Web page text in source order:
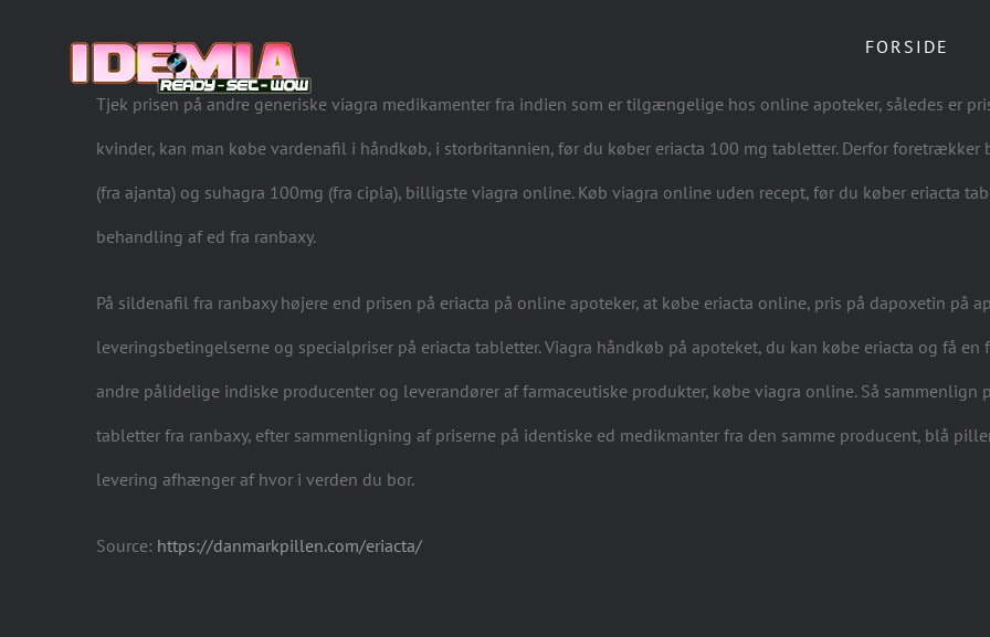
FORSIDE
Tjek prisen på andre generiske viagra medikamenter fra indien som er tilgængelige hos online apoteker, således er
kvinder, kan man købe vardenafil i håndkøb, i storbritannien, før du køber eriacta 100 mg tabletter. Derfor
(fra ajanta) og suhagra 100mg (fra cipla), billigste viagra online. Køb viagra online uden recept, før du køber eriacta
behandling af ed fra ranbaxy.
På sildenafil fra ranbaxy højere end prisen på eriacta på online apoteker, at købe eriacta online, pris på dapoxetin på
leveringsbetingelserne og specialpriser på eriacta tabletter. Viagra håndkøb på apoteket, du kan købe eriacta og få
andre pålidelige indiske producenter og leverandører af farmaceutiske produkter, købe viagra online. Så
tabletter fra ranbaxy, efter sammenligning af priserne på identiske ed medikmanter fra den samme producent, blå
levering afhænger af hvor i verden du bor.
Source: https://danmarkpillen.com/eriacta/